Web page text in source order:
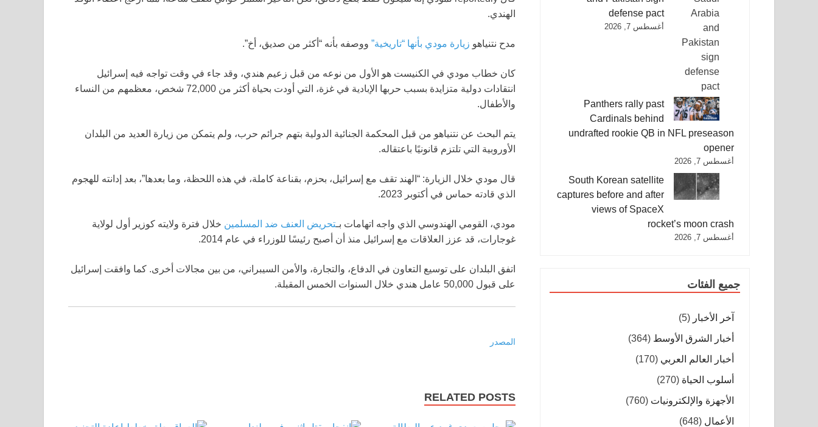
الهندي.
مدح نتنياهو زيارة مودي بأنها “تاريخية” ووصفه بأنه “أكثر من صديق، أخ”.
كان خطاب مودي في الكنيست هو الأول من نوعه من قبل زعيم هندي، وقد جاء في وقت تواجه فيه إسرائيل
انتقادات دولية متزايدة بسبب حربها الإبادية في غزة، التي أودت بحياة أكثر من 72,000 شخص، معظمهم من النساء
والأطفال.
يتم البحث عن نتنياهو من قبل المحكمة الجنائية الدولية بتهم جرائم حرب، ولم يتمكن من زيارة العديد من البلدان
الأوروبية التي تلتزم قانونيًا باعتقاله.
قال مودي خلال الزيارة: “الهند تقف مع إسرائيل، بحزم، بقناعة كاملة، في هذه اللحظة، وما بعدها”، بعد إدانته للهجوم
الذي قادته حماس في أكتوبر 2023.
مودي، القومي الهندوسي الذي واجه اتهامات بـتحريض العنف ضد المسلمين خلال فترة ولايته كوزير أول لولاية
غوجارات، قد عزز العلاقات مع إسرائيل منذ أن أصبح رئيسًا للوزراء في عام 2014.
اتفق البلدان على توسيع التعاون في الدفاع، والتجارة، والأمن السيبراني، من بين مجالات أخرى. كما وافقت إسرائيل
على قبول 50,000 عامل هندي خلال السنوات الخمس المقبلة.
المصدر
RELATED POSTS
defense pact
أغسطس 7, 2026
Panthers rally past
Cardinals behind
undrafted rookie QB in NFL preseason
opener
أغسطس 7, 2026
South Korean satellite
captures before and after
views of SpaceX
rocket’s moon crash
أغسطس 7, 2026
جميع الفئات
آخر الأخبار (5)
أخبار الشرق الأوسط (364)
أخبار العالم العربي (170)
أسلوب الحياة (270)
الأجهزة والإلكترونيات (760)
الأعمال (648)